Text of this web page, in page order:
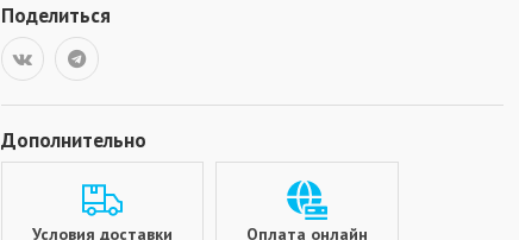
Поделиться
Дополнительно
Условия доставки Оплата онлайн